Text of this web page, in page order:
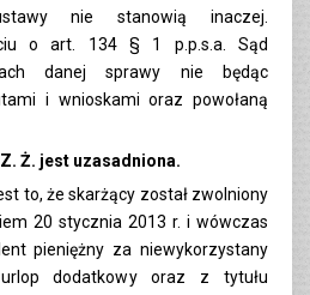
nie stanowią inaczej.
o art. 134 § 1 p.p.s.a. Sąd
danej sprawy nie będąc
i wnioskami oraz powołaną
Ż. jest uzasadniona.
to, że skarżący został zwolniony
20 stycznia 2013 r. i wówczas
pieniężny za niewykorzystany
dodatkowy oraz z tytułu